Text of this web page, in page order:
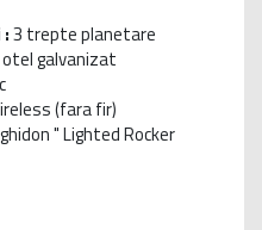
3 trepte planetare
otel galvanizat
(fara fir)
" Lighted Rocker